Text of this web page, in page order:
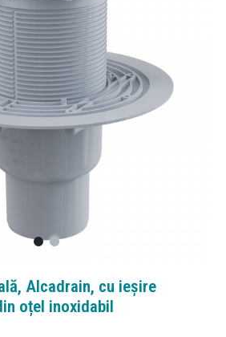
Alcadrain, cu ieșire
oțel inoxidabil